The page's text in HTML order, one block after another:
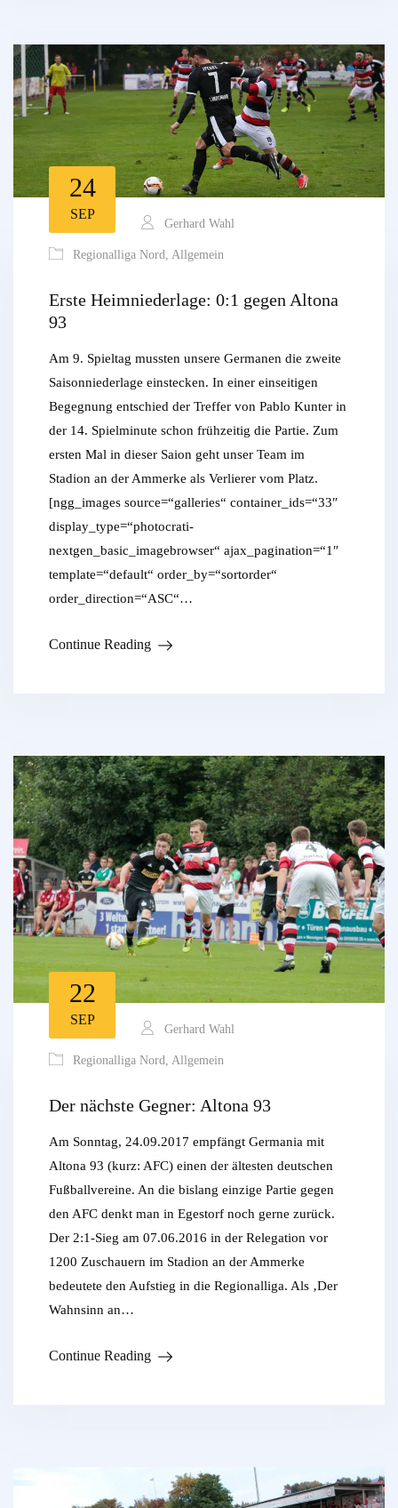
24
SEP
Gerhard Wahl
Regionalliga Nord Allgemein
Erste Heimniederlage: 0:1 gegen Altona
93
Am 9. Spieltag mussten unsere Germanen die zweite
Saisonniederlage einstecken. In einer einseitigen
Begegnung entschied der Treffer von Pablo Kunter in
der 14. Spielminute schon frühzeitig die Partie. Zum
ersten Mal in dieser Saion geht unser Team im
Stadion an der Ammerke als Verlierer vom Platz.
[ngg_images source=“galleries“ container_ids=“33″
display_type=“photocrati-
nextgen_basic_imagebrowser“ ajax_pagination=“1″
template=“default“ order_by=“sortorder“
order_direction=“ASC“…
Continue Reading
22
SEP
Gerhard Wahl
Regionalliga Nord, Allgemein
Der nächste Gegner: Altona 93
Am Sonntag, 24.09.2017 empfängt Germania mit
Altona 93 (kurz: AFC) einen der ältesten deutschen
Fußballvereine. An die bislang einzige Partie gegen
den AFC denkt man in Egestorf noch gerne zurück.
Der 2:1-Sieg am 07.06.2016 in der Relegation vor
1200 Zuschauern im Stadion an der Ammerke
bedeutete den Aufstieg in die Regionalliga. Als ‚Der
Wahnsinn an…
Continue Reading